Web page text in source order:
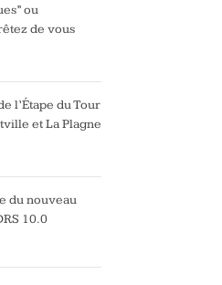
ou
de vous
l’Étape du Tour
et La Plagne
du nouveau
10.0